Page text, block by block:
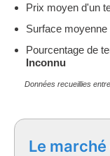
Prix moyen d'un
Surface
Pourcentage de
Inconnu
Données recueillies
Le